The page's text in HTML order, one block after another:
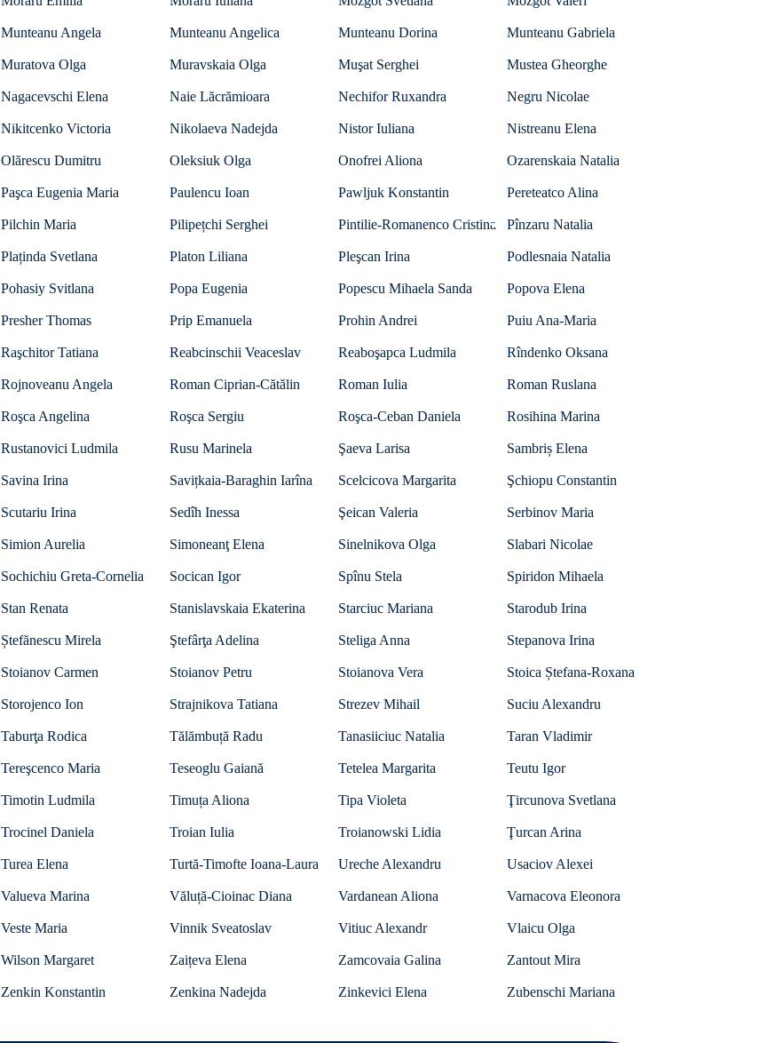
Munteanu Angela Munteanu Angelica Munteanu Dorina Munteanu Gabriela
Muratova Olga Muravskaia Olga Muşat Serghei Mustea Gheorghe
Nagacevschi Elena Naie Lăcrămioara Nechifor Ruxandra Negru Nicolae
Nikitcenko Victoria Nikolaeva Nadejda Nistor Iuliana Nistreanu Elena
Olărescu Dumitru Oleksiuk Olga Onofrei Aliona Ozarenskaia Natalia
Paşca Eugenia Maria Paulencu Ioan Pawljuk Konstantin Pereteatco Alina
Pilchin Maria Pilipețchi Serghei Pintilie-Romanenco Cristina Pînzaru Natalia
Plaținda Svetlana Platon Liliana Pleşcan Irina Podlesnaia Natalia
Pohasiy Svitlana Popa Eugenia Popescu Mihaela Sanda Popova Elena
Presher Thomas Prip Emanuela Prohin Andrei Puiu Ana-Maria
Raşchitor Tatiana Reabcinschii Veaceslav Reaboşapca Ludmila Rîndenko Oksana
Rojnoveanu Angela Roman Ciprian-Cătălin Roman Iulia Roman Ruslana
Roşca Angelina Roşca Sergiu Roşca-Ceban Daniela Rosihina Marina
Rustanovici Ludmila Rusu Marinela Şaeva Larisa Sambriș Elena
Savina Irina Savițkaia-Baraghin Iarîna Scelcicova Margarita Şchiopu Constantin
Scutariu Irina Sedîh Inessa Şeican Valeria Serbinov Maria
Simion Aurelia Simoneanţ Elena Sinelnikova Olga Slabari Nicolae
Sochichiu Greta-Cornelia Socican Igor Spînu Stela Spiridon Mihaela
Stan Renata Stanislavskaia Ekaterina Starciuc Mariana Starodub Irina
Ștefănescu Mirela Ştefârţa Adelina Steliga Anna Stepanova Irina
Stoianov Carmen Stoianov Petru Stoianova Vera Stoica Ștefana-Roxana
Storojenco Ion Strajnikova Tatiana Strezev Mihail Suciu Alexandru
Taburţa Rodica Tălămbuță Radu Tanasiiciuc Natalia Taran Vladimir
Tereşcenco Maria Teseoglu Gaiană Tetelea Margarita Teutu Igor
Timotin Ludmila Timuța Aliona Tipa Violeta Ţircunova Svetlana
Trocinel Daniela Troian Iulia Troianowski Lidia Ţurcan Arina
Turea Elena Turtă-Timofte Ioana-Laura Ureche Alexandru Usaciov Alexei
Valueva Marina Văluță-Cioinac Diana Vardanean Aliona Varnacova Eleonora
Veste Maria Vinnik Sveatoslav Vitiuc Alexandr Vlaicu Olga
Wilson Margaret Zaițeva Elena Zamcovaia Galina Zantout Mira
Zenkin Konstantin Zenkina Nadejda Zinkevici Elena Zubenschi Mariana